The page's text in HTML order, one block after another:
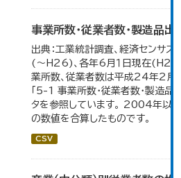
事業所数・従業者数・製造品出
出典：工業統計調査、経済センサス
(～H26)、各年6月１日現在(H27
業所数、従業者数は平成24年2月1
「5-1 事業所数・従業者数・製造品
タを参照しています。 2004年以
の数値を合算したものです。
CSV